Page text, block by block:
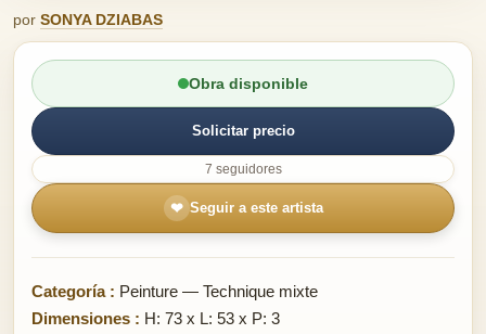
por SONYA DZIABAS
Obra disponible
Solicitar precio
7 seguidores
❤ Seguir a este artista
Categoría : Peinture — Technique mixte
Dimensiones : H: 73 x L: 53 x P: 3